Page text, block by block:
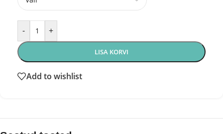
- +
LISA KORVI
Add to wishlist